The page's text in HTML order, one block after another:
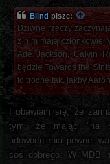
Blind pisze:
Dziwne rzeczy
z nim mają członkowie
Ade Jackson, Calvin
będzie Towards the
to trochę tak, jakby
I obawiam się, że
tym, że mając "na
udowodnienia pewnej
coś dobrego. W MDB